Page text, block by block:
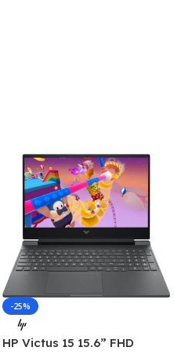
-25%
HP Victus 15 15.6” FHD